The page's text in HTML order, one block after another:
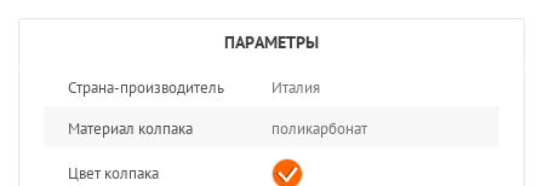
ПАРАМЕТРЫ
Страна-производитель
Италия
Материал колпака
поликарбонат
Цвет колпака